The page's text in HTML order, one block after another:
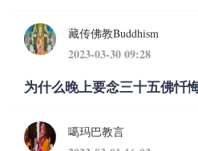
藏传佛教Buddhism
2023-03-30 09:28
为什么晚上要念三十五佛忏
噶玛巴教言